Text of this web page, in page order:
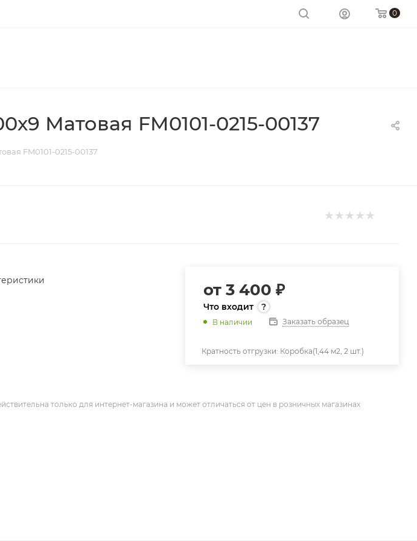
0
Матовая FM0101-0215-00137
FM0101-0215-00137
от 3 400 ₽
Что входит
В наличии Заказать образец
Кратность отгрузки: Коробка(1,44 м2, 2 шт.)
только для интернет-магазина и может отличаться от цен в розничных магазинах